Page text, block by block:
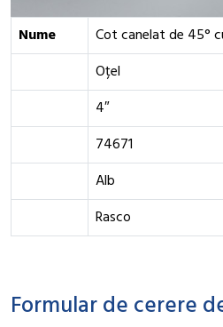
Nume
Cot canelat de 45°
Oțel
4″
74671
Alb
Rasco
Formular de cerere